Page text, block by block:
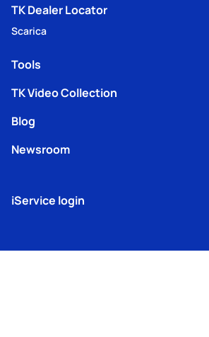
TK Dealer Locator
Scarica
Tools
TK Video Collection
Blog
Newsroom
iService login